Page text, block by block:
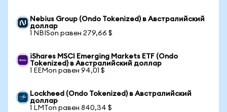
Nebius Group (Ondo Tokenized) в Австралийский
доллар
1 NBISon равен 279,66 $
iShares MSCI Emerging Markets ETF (Ondo
Tokenized) в Австралийский доллар
1 EEMon равен 94,01 $
Lockheed (Ondo Tokenized) в Австралийский
доллар
1 LMTon равен 840,34 $